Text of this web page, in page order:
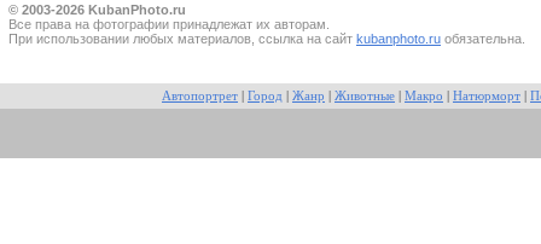
© 2003-2026 KubanPhoto.ru
Все прaва на фотографии принадлежат их авторам.
При использовании любых материалов, ссылка на сайт kubanphoto.ru обязательна.
Автопортрет Город Жанр Животные Макро Натюрморт